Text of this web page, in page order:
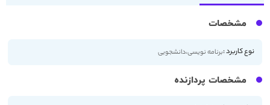
مشخصات
نوع کاربرد :برنامه نویسی،دانشجویی
مشخصات پردازنده